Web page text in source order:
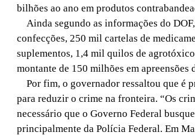
bilhões ao ano em produtos
Ainda segundo as informações do
confecções, 250 mil cartelas de
suplementos, 1,4 mil quilos de
montante de 150 milhões em apreensões
Por fim, o governador ressaltou que é
para reduzir o crime na fronteira. “Os
necessário que o Governo Federal
principalmente da Polícia Federal. Em